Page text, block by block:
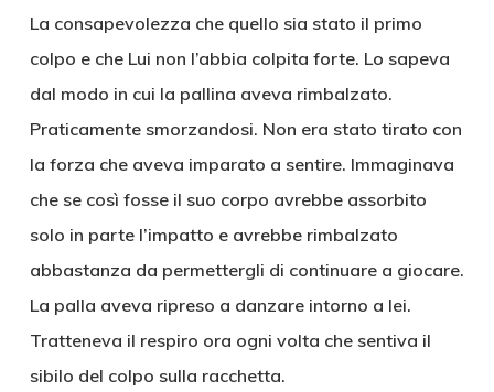
La consapevolezza che quello sia stato il primo
colpo e che Lui non l’abbia colpita forte. Lo sapeva
dal modo in cui la pallina aveva rimbalzato.
Praticamente smorzandosi. Non era stato tirato con
la forza che aveva imparato a sentire. Immaginava
che se così fosse il suo corpo avrebbe assorbito
solo in parte l’impatto e avrebbe rimbalzato
abbastanza da permettergli di continuare a giocare.
La palla aveva ripreso a danzare intorno a lei.
Tratteneva il respiro ora ogni volta che sentiva il
sibilo del colpo sulla racchetta.